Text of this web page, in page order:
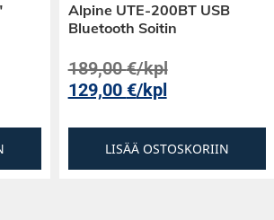
Alpine UTE-200BT USB
Bluetooth Soitin
189,00€/kpl
129,00 €/kpl
LISÄÄ OSTOSKORIIN